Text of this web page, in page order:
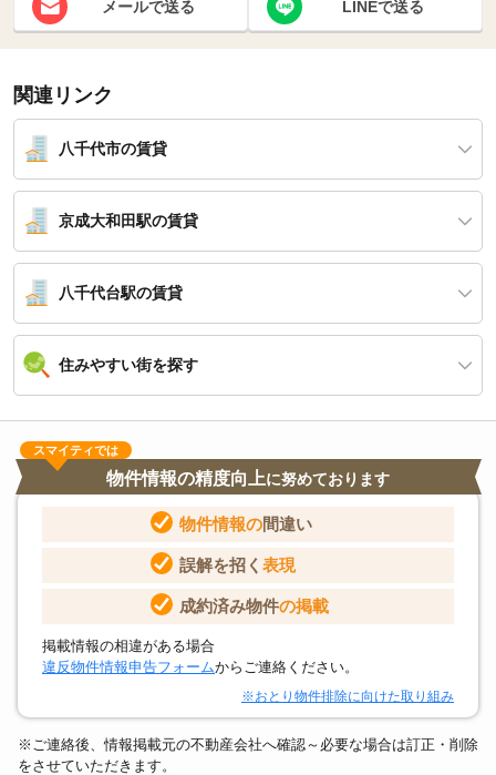
メールで送る LINEで送る
関連リンク
八千代市の賃貸
京成大和田駅の賃貸
八千代台駅の賃貸
住みやすい街を探す
スマイティでは
物件情報の精度向上に努めております
物件情報の間違い
誤解を招く 表現
成約済み物件の掲載
掲載情報の相違がある場合
違反物件情報申告フォームからご連絡ください。
※おとり物件排除に向けた取り組み
※ご連絡後、情報掲載元の不動産会社へ確認～必要な場合は訂正・削除
をさせていただきます。